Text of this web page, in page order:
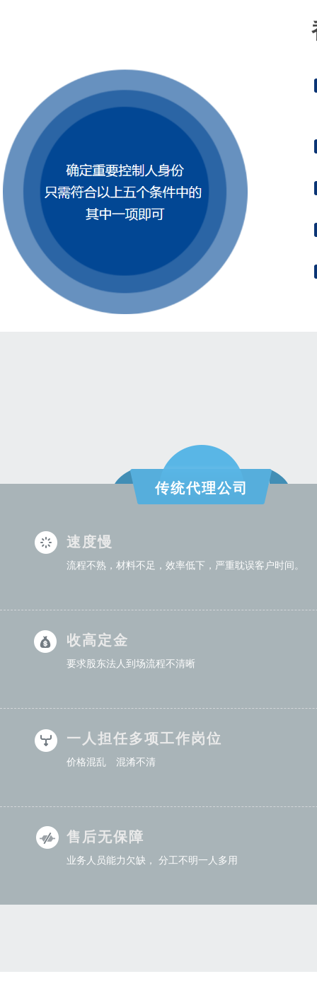
传统代理公司
速度慢
流程不熟，材料不足，效率低下，严重耽误客户时间。
收高定金
要求股东法人到场流程不清晰
一人担任多项工作岗位
价格混乱 混淆不清
售后无保障
业务人员能力欠缺， 分工不明一人多用